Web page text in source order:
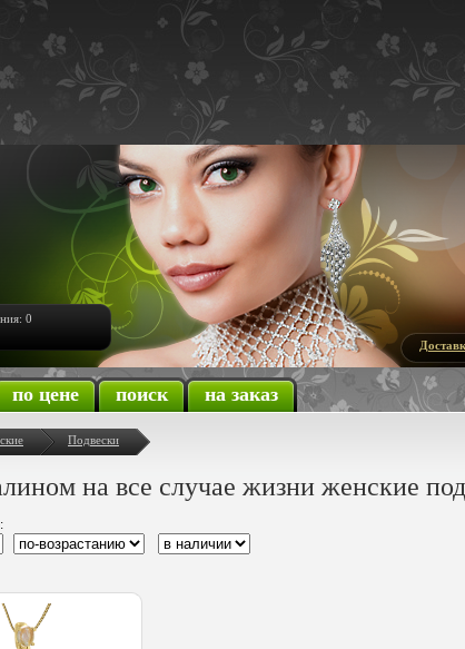
по цене поиск на заказ
Подвески
на все случае жизни женские
0